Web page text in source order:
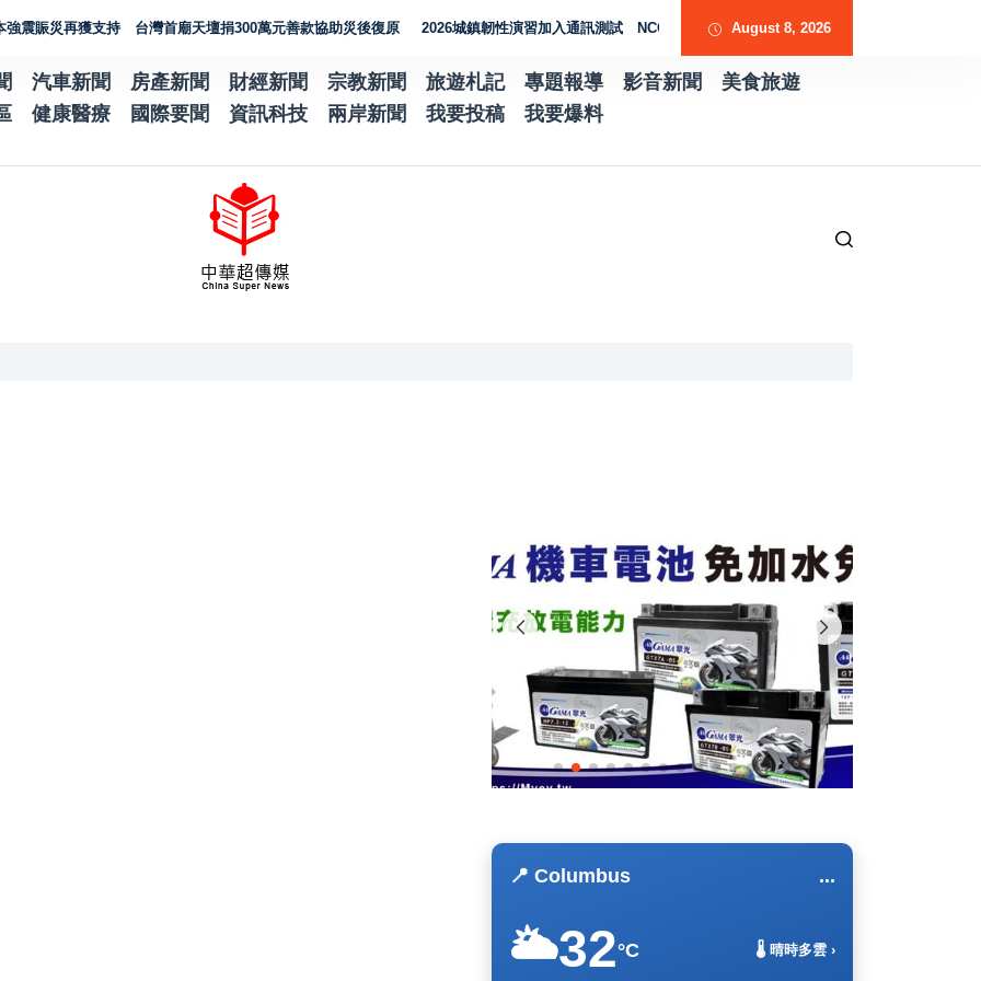
再獲支持 台灣首廟天壇捐300萬元善款協助災後復原 2026城鎮韌性演習加入通訊測試 NCC行動網路降速演練驗證國家通訊防護能力
August 8, 2026
汽車新聞 房產新聞 財經新聞 宗教新聞 旅遊札記 專題報導 影音新聞
美食旅遊
健康醫療 國際要聞 資訊科技 兩岸新聞 我要投稿 我要爆料
📍 Columbus ...
🌥️32°C 🌡️ 晴時多雲 ›